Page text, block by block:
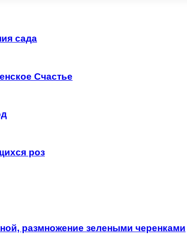
сада
Счастье
роз
размножение зелеными черенками